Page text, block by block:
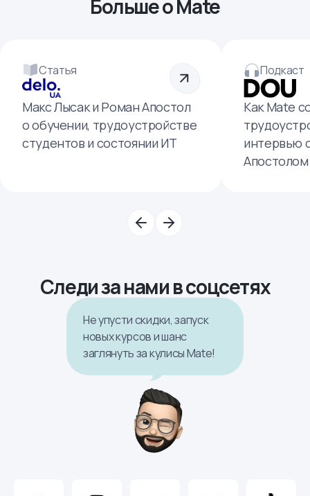
Больше о Mate
Статья
Макс Лысак и Роман Апостол
о обучении, трудоустройстве
студентов и состоянии ИТ
Подкаст
Как Mate
интервью
Апостолом
Следи за нами в соцсетях
Не упусти скидки, запуск
новых курсов и шанс
заглянуть за кулисы Mate!